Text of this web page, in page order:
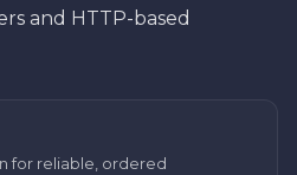
and HTTP-based
for reliable, ordered